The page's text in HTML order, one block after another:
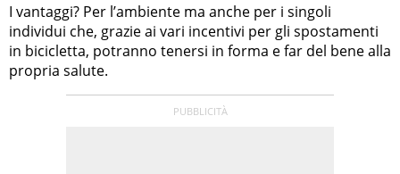
I vantaggi? Per l’ambiente ma anche per i singoli
individui che, grazie ai vari incentivi per gli spostamenti
in bicicletta, potranno tenersi in forma e far del bene alla
propria salute.